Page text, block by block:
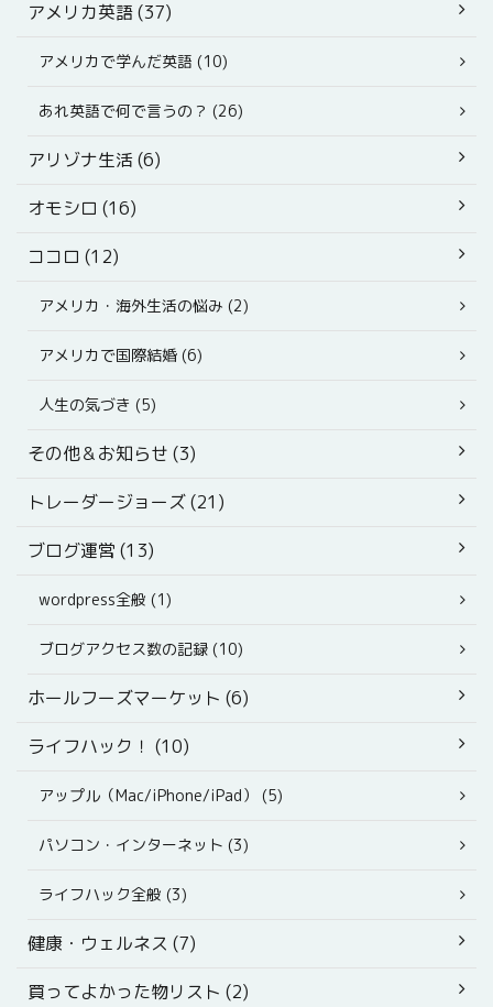
アメリカ英語 (37)
アメリカで学んだ英語 (10)
あれ英語で何で言うの？ (26)
アリゾナ生活 (6)
オモシロ (16)
ココロ (12)
アメリカ・海外生活の悩み (2)
アメリカで国際結婚 (6)
人生の気づき (5)
その他＆お知らせ (3)
トレーダージョーズ (21)
ブログ運営 (13)
wordpress全般 (1)
ブログアクセス数の記録 (10)
ホールフーズマーケット (6)
ライフハック！ (10)
アップル（Mac/iPhone/iPad） (5)
パソコン・インターネット (3)
ライフハック全般 (3)
健康・ウェルネス (7)
買ってよかった物リスト (2)